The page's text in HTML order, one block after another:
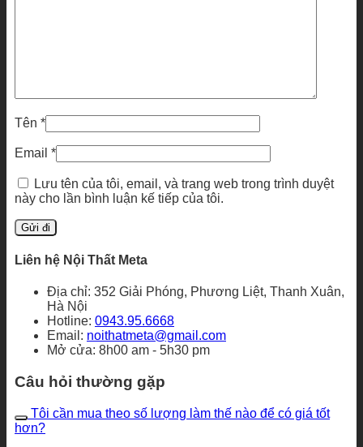
Tên *
Email *
Lưu tên của tôi, email, và trang web trong trình duyệt
này cho lần bình luận kế tiếp của tôi.
Liên hệ Nội Thất Meta
Địa chỉ: 352 Giải Phóng, Phương Liệt, Thanh Xuân,
Hà Nội
Hotline: 0943.95.6668
Email: noithatmeta@gmail.com
Mở cửa: 8h00 am - 5h30 pm
Câu hỏi thường gặp
Tôi cần mua theo số lượng làm thế nào để có giá tốt
hơn?